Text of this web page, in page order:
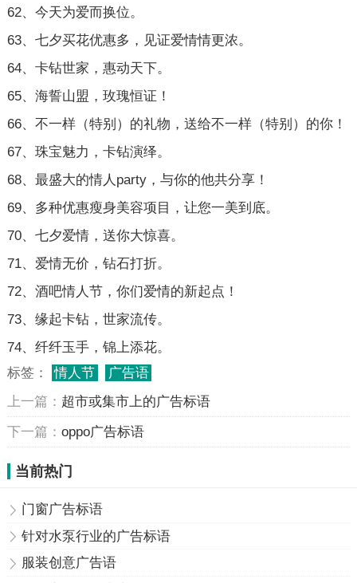
62、今天为爱而换位。
63、七夕买花优惠多，见证爱情情更浓。
64、卡钻世家，惠动天下。
65、海誓山盟，玫瑰恒证！
66、不一样（特别）的礼物，送给不一样（特别）的你！
67、珠宝魅力，卡钻演绎。
68、最盛大的情人party，与你的他共分享！
69、多种优惠瘦身美容项目，让您一美到底。
70、七夕爱情，送你大惊喜。
71、爱情无价，钻石打折。
72、酒吧情人节，你们爱情的新起点！
73、缘起卡钻，世家流传。
74、纤纤玉手，锦上添花。
标签：
情人节
广告语
上一篇： 超市或集市上的广告标语
下一篇： oppo广告标语
当前热门
门窗广告标语
针对水泵行业的广告标语
服装创意广告语